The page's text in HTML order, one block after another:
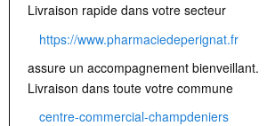
Livraison rapide dans votre secteur
https://www.pharmaciedeperignat.fr
assure un accompagnement bienveillant.
Livraison dans toute votre commune
centre-commercial-champdeniers